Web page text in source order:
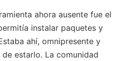
ahora ausente fue el
instalar paquetes y
ahí, omnipresente y
estarlo. La comunidad